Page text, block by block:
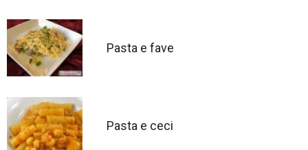
Pasta e fave
Pasta e ceci